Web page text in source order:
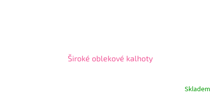
Široké oblekové kalhoty
Skladem